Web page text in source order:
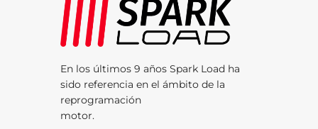
En los últimos 9 años Spark Load ha
sido referencia en el ámbito de la
reprogramación
motor.